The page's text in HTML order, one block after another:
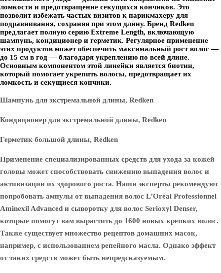
ломкости и предотвращение секущихся кончиков. Это
позволит избежать частых визитов к парикмахеру для
подравнивания, сохраняя при этом длину. Бренд Redken
предлагает полную серию Extreme Length, включающую
шампунь, кондиционер и герметик. Регулярное применение
этих продуктов может обеспечить максимальный рост волос —
до 15 см в год — благодаря укреплению по всей длине.
Основным компонентом этой линейки является биотин,
который помогает укрепить волосы, предотвращает их
ломкость и секущиеся кончики.
Шампунь для экстремальной длины, Redken
Кондиционер для экстремальной длины, Redken
Герметик большой длины, Redken
Применение специализированных средств для ухода за кожей
головы может способствовать снижению выпадения волос и
активизации их здорового роста. Наши эксперты рекомендуют
попробовать ампулы от выпадения волос L’Oréal Professionnel
Aminexil Advanced и сыворотку для волос Serioxyl Denser,
которые помогут вам вырастить до 1600 новых крепких волос.
Также существует множество рецептов домашних масок,
например, с использованием репейного масла. Однако эффект
от таких средств может быть непредсказуемым.